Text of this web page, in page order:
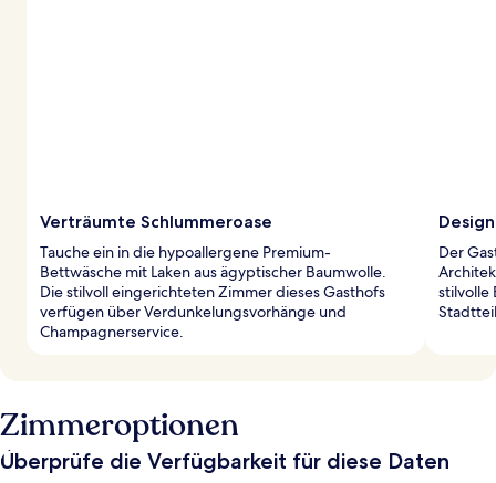
Verträumte Schlummeroase
Tauche ein in die hypoallergene Premium-
Bettwäsche mit Laken aus ägyptischer Baumwolle.
Die stilvoll eingerichteten Zimmer dieses Gasthofs
verfügen über Verdunkelungsvorhänge und
Champagnerservice.
Der
stilvolle
Zimmeroptionen
Überprüfe die Verfügbarkeit für diese Daten